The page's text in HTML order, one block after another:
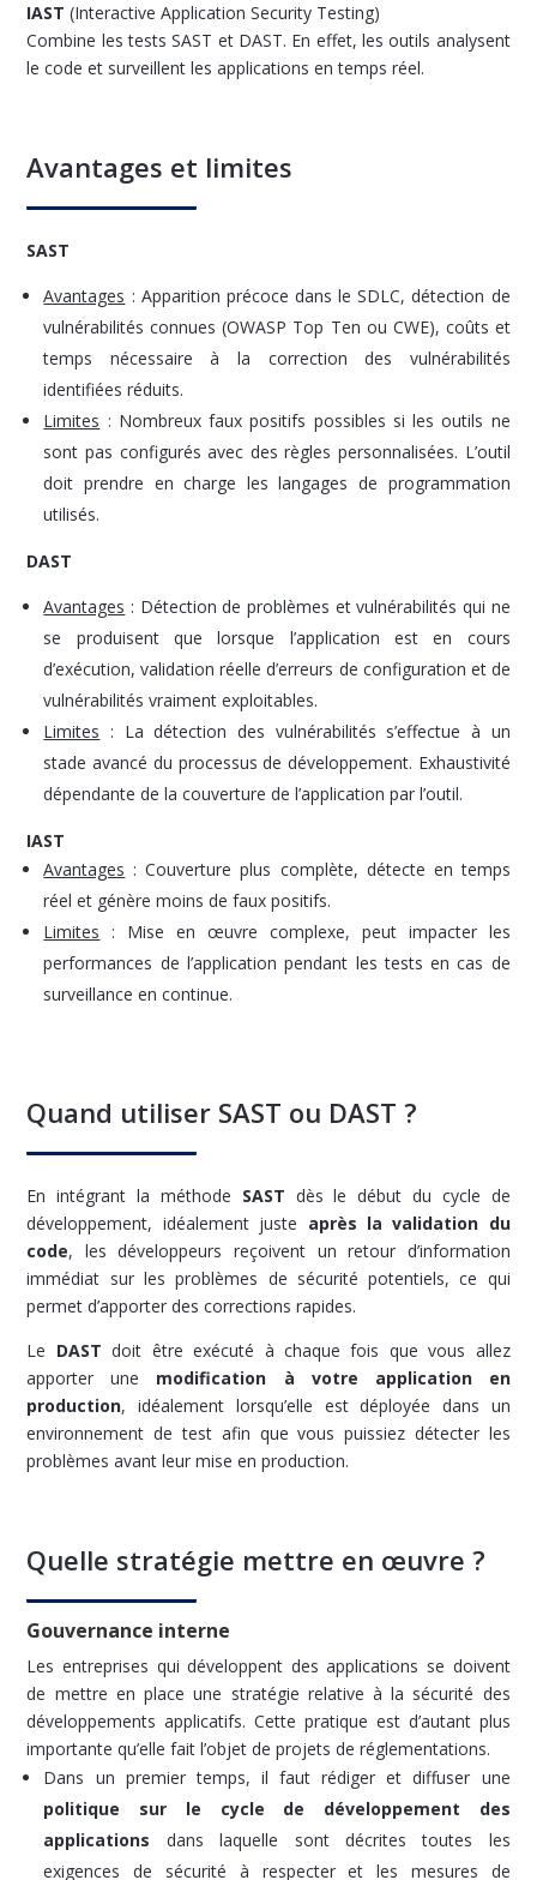
IAST(Interactive Application Security Testing)
Combine les tests SAST et DAST. En effet, les outils analysent
le code et surveillent les applications en temps réel.
Avantages et limites
SAST
Avantages : Apparition précoce dans le SDLC, détection de
vulnérabilités connues (OWASP Top Ten ou CWE), coûts et
temps nécessaire à la correction des vulnérabilités
identifiées réduits.
Limites : Nombreux faux positifs possibles si les outils ne
sont pas configurés avec des règles personnalisées. L’outil
doit prendre en charge les langages de programmation
utilisés.
DAST
Avantages : Détection de problèmes et vulnérabilités qui ne
se produisent que lorsque l’application est en cours
d’exécution, validation réelle d’erreurs de configuration et de
vulnérabilités vraiment exploitables.
Limites : La détection des vulnérabilités s’effectue à un
stade avancé du processus de développement. Exhaustivité
dépendante de la couverture de l’application par l’outil.
IAST
Avantages : Couverture plus complète, détecte en temps
réel et génère moins de faux positifs.
Limites : Mise en œuvre complexe, peut impacter les
performances de l’application pendant les tests en cas de
surveillance en continue.
Quand utiliser SAST ou DAST ?
En intégrant la méthode SAST dès le début du cycle de
développement, idéalement juste après la validation du
code, les développeurs reçoivent un retour d’information
immédiat sur les problèmes de sécurité potentiels, ce qui
permet d’apporter des corrections rapides.
Le DAST doit être exécuté à chaque fois que vous allez
apporter une modification à votre application en
production, idéalement lorsqu’elle est déployée dans un
environnement de test afin que vous puissiez détecter les
problèmes avant leur mise en production.
Quelle stratégie mettre en œuvre ?
Gouvernance interne
Les entreprises qui développent des applications se doivent
de mettre en place une stratégie relative à la sécurité des
développements applicatifs. Cette pratique est d’autant plus
importante qu’elle fait l’objet de projets de réglementations.
Dans un premier temps, il faut rédiger et diffuser une
politique sur le cycle de développement des
applications dans laquelle sont décrites toutes les
exigences de sécurité à respecter et les mesures de